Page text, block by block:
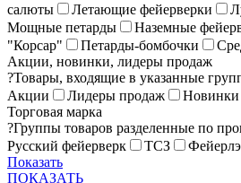
салюты
Летающие фейерверки
Мощные петарды
Наземные
"Корсар"
Петарды-бомбочки
Акции, новинки, лидеры продаж
?Товары, входящие в указанные
Акции
Лидеры продаж
Новинки
Торговая марка
?Группы товаров разделенные по
Русский фейерверк
ТСЗ
Показать
ПОКАЗАТЬ